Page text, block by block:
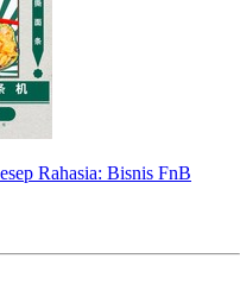
Rahasia: Bisnis FnB